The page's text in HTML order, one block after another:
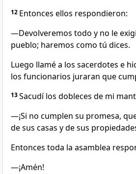
12 Entonces ellos respondieron:
—Devolveremos todo y no le
pueblo; haremos como tú dices.
Luego llamé a los sacerdotes e
los funcionarios juraran que
13Sacudí los dobleces de mi
—¡Si no cumplen su promesa,
de sus casas y de sus
Entonces toda la asamblea
—¡Amén!